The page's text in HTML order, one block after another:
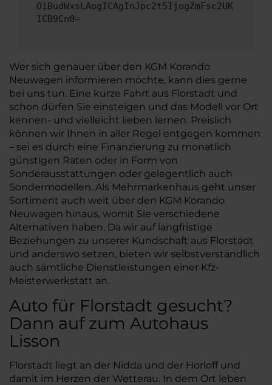
OiBudWxsLAogICAgInJpc2t5IjogZmFsc2UK
ICB9Cn0=
Wer sich genauer über den KGM Korando
Neuwagen informieren möchte, kann dies gerne
bei uns tun. Eine kurze Fahrt aus Florstadt und
schon dürfen Sie einsteigen und das Modell vor Ort
kennen- und vielleicht lieben lernen. Preislich
können wir Ihnen in aller Regel entgegen kommen
– sei es durch eine Finanzierung zu monatlich
günstigen Raten oder in Form von
Sonderausstattungen oder gelegentlich auch
Sondermodellen. Als Mehrmarkenhaus geht unser
Sortiment auch weit über den KGM Korando
Neuwagen hinaus, womit Sie verschiedene
Alternativen haben. Da wir auf langfristige
Beziehungen zu unserer Kundschaft aus Florstadt
und anderswo setzen, bieten wir selbstverständlich
auch sämtliche Dienstleistungen einer Kfz-
Meisterwerkstatt an.
Auto für Florstadt gesucht?
Dann auf zum Autohaus
Lisson
Florstadt liegt an der Nidda und der Horloff und
damit im Herzen der Wetterau. In dem Ort leben